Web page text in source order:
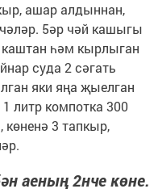
ашар алдыннан,
5әр чәй кашыгы
каштан һәм кырлыган
суда 2 сәгать
яки яңа җыелган
литр компотка 300
3 тапкыр,
аеның 2нче көне.